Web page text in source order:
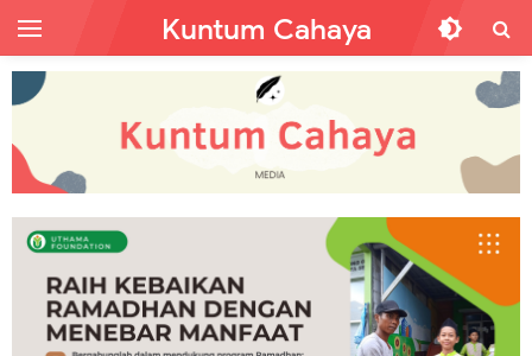
Kuntum Cahaya